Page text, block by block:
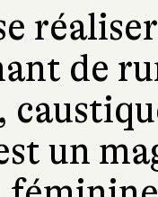
de
un